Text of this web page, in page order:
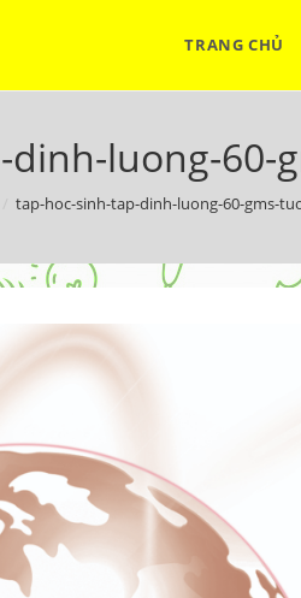
TRANG CHỦ
luong-60-
tap-hoc-sinh-tap-dinh-luong-60-gms-